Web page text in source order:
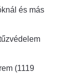
és más
(1119